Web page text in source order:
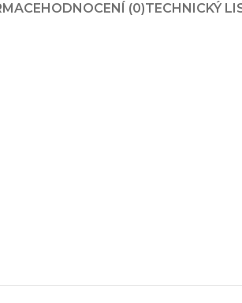
HODNOCENÍ (0)TECHNICKÝ